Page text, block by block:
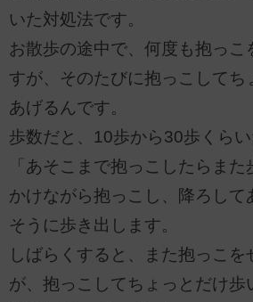
いた対処法です。
お散歩の途中で、何度も抱っこ
すが、そのたびに抱っこしてち
あげるんです。
歩数だと、10歩から30歩くらい
「あそこまで抱っこしたらま
かけながら抱っこし、降ろして
そうに歩き出します。
しばらくすると、また抱っこを
が、抱っこしてちょっとだけ歩